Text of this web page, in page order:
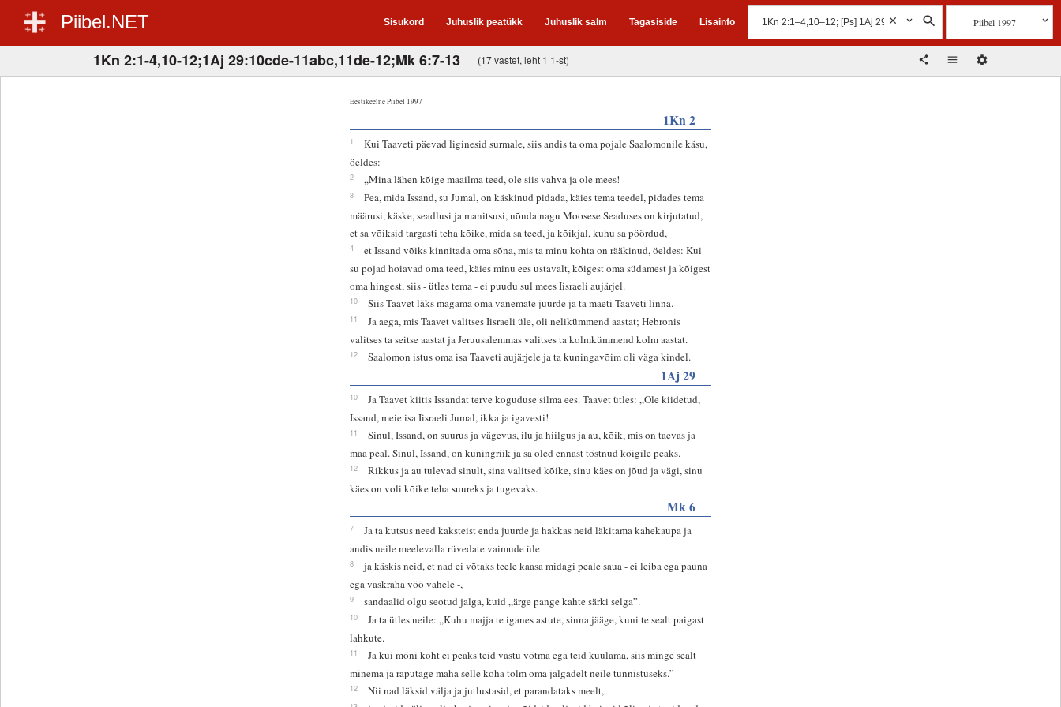
Piibel.NET Sisukord Juhuslik peatükk Juhuslik salm Tagasiside Lisainfo Piibel 1997
1Kn 2:1-4,10-12;1Aj 29:10cde-11abc,11de-12;Mk 6:7-13 (17 vastet, leht 1 1-st)
Eestikeelne Piibel 1997
1Kn 2
1
Kui Taaveti päevad liginesid surmale, siis andis ta oma pojale Saalomonile käsu,
öeldes:
2 „Mina lähen kõige maailma teed, ole siis vahva ja ole mees!
3
Pea, mida Issand, su Jumal, on käskinud pidada, käies tema teedel, pidades tema
määrusi, käske, seadlusi ja manitsusi, nõnda nagu Moosese Seaduses on kirjutatud,
et sa võiksid targasti teha kõike, mida sa teed, ja kõikjal, kuhu sa pöördud,
4
et Issand võiks kinnitada oma sõna, mis ta minu kohta on rääkinud, öeldes: Kui
su pojad hoiavad oma teed, käies minu ees ustavalt, kõigest oma südamest ja kõigest
oma hingest, siis - ütles tema - ei puudu sul mees Iisraeli aujärjel.
10 Siis Taavet läks magama oma vanemate juurde ja ta maeti Taaveti linna.
11
Ja aega, mis Taavet valitses Iisraeli üle, oli nelikümmend aastat; Hebronis
valitses ta seitse aastat ja Jeruusalemmas valitses ta kolmkümmend kolm aastat.
12 Saalomon istus oma isa Taaveti aujärjele ja ta kuningavõim oli väga kindel.
1Aj 29
10
Ja Taavet kiitis Issandat terve koguduse silma ees. Taavet ütles: „Ole kiidetud,
Issand, meie isa Iisraeli Jumal, ikka ja igavesti!
11
Sinul, Issand, on suurus ja vägevus, ilu ja hiilgus ja au, kõik, mis on taevas ja
maa peal. Sinul, Issand, on kuningriik ja sa oled ennast tõstnud kõigile peaks.
12
Rikkus ja au tulevad sinult, sina valitsed kõike, sinu käes on jõud ja vägi, sinu
käes on voli kõike teha suureks ja tugevaks.
Mk 6
7
Ja ta kutsus need kaksteist enda juurde ja hakkas neid läkitama kahekaupa ja
andis neile meelevalla rüvedate vaimude üle
8
ja käskis neid, et nad ei võtaks teele kaasa midagi peale saua - ei leiba ega pauna
ega vaskraha vöö vahele -,
9 sandaalid olgu seotud jalga, kuid „ärge pange kahte särki selga”.
10
Ja ta ütles neile: „Kuhu majja te iganes astute, sinna jääge, kuni te sealt paigast
lahkute.
11
Ja kui mõni koht ei peaks teid vastu võtma ega teid kuulama, siis minge sealt
minema ja raputage maha selle koha tolm oma jalgadelt neile tunnistuseks.”
12 Nii nad läksid välja ja jutlustasid, et parandataks meelt,